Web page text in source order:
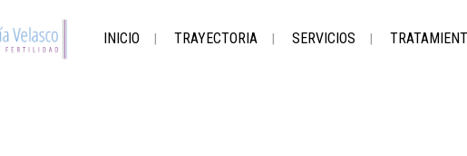
INICIO TRAYECTORIA SERVICIOS